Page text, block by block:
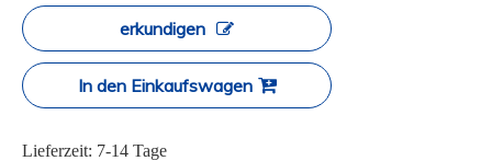
erkundigen
In den Einkaufswagen
Lieferzeit: 7-14 Tage